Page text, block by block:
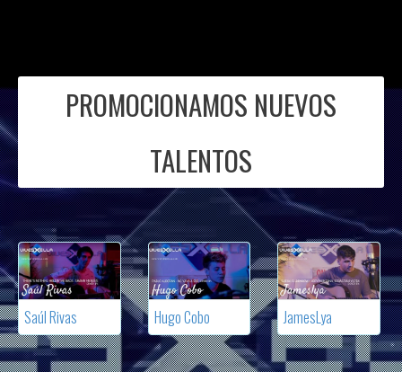
PROMOCIONAMOS NUEVOS
TALENTOS
Saúl Rivas Hugo Cobo JamesLya